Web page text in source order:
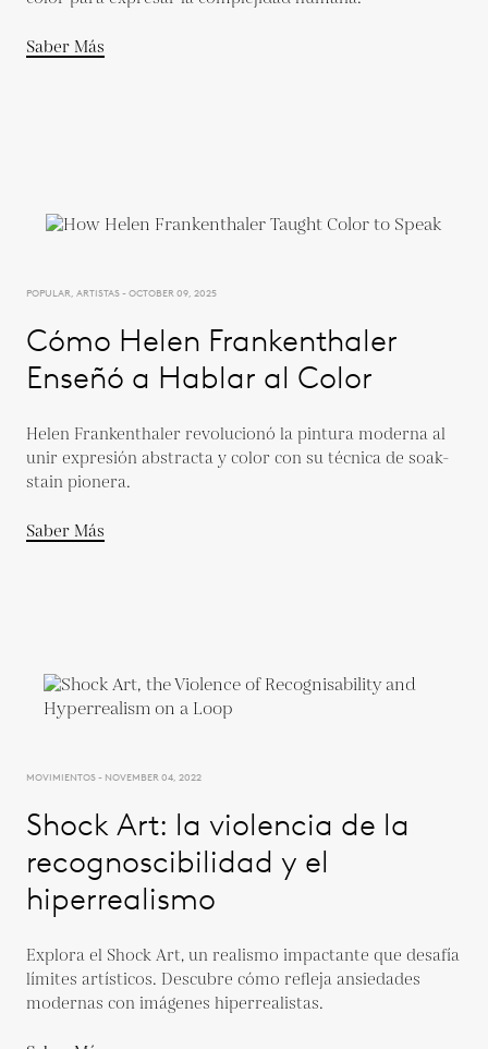
Saber Más
POPULAR, ARTISTAS - OCTOBER 09, 2025
Cómo Helen Frankenthaler
Enseñó a Hablar al Color
Helen Frankenthaler revolucionó la pintura moderna al
unir expresión abstracta y color con su técnica de soak-
stain pionera.
Saber Más
MOVIMIENTOS - NOVEMBER 04, 2022
Shock Art: la violencia de la
recognoscibilidad y el
hiperrealismo
Explora el Shock Art, un realismo impactante que desafía
límites artísticos. Descubre cómo refleja ansiedades
modernas con imágenes hiperrealistas.